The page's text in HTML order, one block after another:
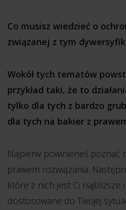
Co musisz wiedzieć o
związanej z tym
Wokół tych tematów
przykład taki, że to
tylko dla tych z bardzo
dla tych na bakier z
Najpierw powinieneś poznać
prawem rozwiązania.
które z nich jest Ci najbliższe
dostosowane do Twojej